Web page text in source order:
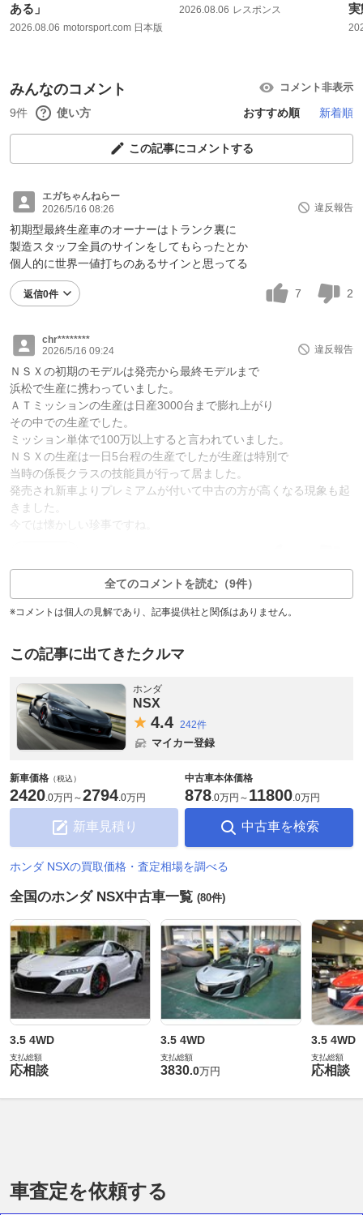
ある」
2026.08.06 motorsport.com 日本版
2026.08.06 レスポンス
実
みんなのコメント コメント非表示
9件 使い方 おすすめ順 新着順
この記事にコメントする
エガちゃんねらー
2026/5/16 08:26
違反報告
初期型最終生産車のオーナーはトランク裏に
製造スタッフ全員のサインをしてもらったとか
個人的に世界一値打ちのあるサインと思ってる
返信0件 7 2
chr********
2026/5/16 09:24
違反報告
ＮＳＸの初期のモデルは発売から最終モデルまで
浜松で生産に携わっていました。
ＡＴミッションの生産は日産3000台まで膨れ上がり
その中での生産でした。
ミッション単体で100万以上すると言われていました。
ＮＳＸの生産は一日5台程の生産でしたが生産は特別で
当時の係長クラスの技能員が行って居ました。
発売され新車よりプレミアムが付いて中古の方が高くなる現象も起
きました。
今では懐かしい珍事ですね。
全てのコメントを読む（9件）
※コメントは個人の見解であり、記事提供社と関係はありません。
この記事に出てきたクルマ
ホンダ
NSX
4.4 242件
マイカー登録
新車価格 （税込）
2420.0万円 ～2794.0万円
新車見積り
中古車本体価格
878.0万円 ～ 11800.0万円
中古車を検索
ホンダ NSXの買取価格・査定相場を調べる
全国のホンダ NSX中古車一覧 (80件)
3.5 4WD
支払総額
応相談
3.5 4WD
支払総額
3830.0万円
3.5 4WD
支払総額
応相談
車査定を依頼する